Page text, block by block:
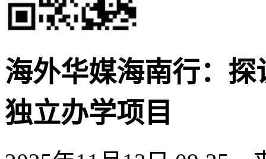
海外华媒海南行：
独立办学项目